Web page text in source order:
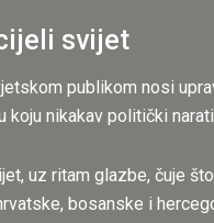
svijet
publikom nosi
koju nikakav politički
uz ritam glazbe, čuje
bosanske i